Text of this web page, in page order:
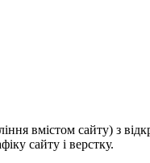
вмістом сайту) з
сайту і верстку.